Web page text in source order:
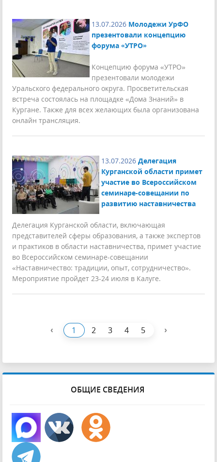
13.07.2026 Молодежи УрФО
презентовали концепцию
форума «УТРО»
Концепцию форума «УТРО»
презентовали молодежи
Уральского федерального округа. Просветительская
встреча состоялась на площадке «Дома Знаний» в
Кургане. Также для всех желающих была организована
онлайн трансляция.
13.07.2026 Делегация
Курганской области примет
участие во Всероссийском
семинаре-совещании по
развитию наставничества
Делегация Курганской области, включающая
представителей сферы образования, а также экспертов
и практиков в области наставничества, примет участие
во Всероссийском семинаре-совещании
«Наставничество: традиции, опыт, сотрудничество».
Мероприятие пройдет 23-24 июля в Калуге.
‹ 1 2 3 4 5 ›
ОБЩИЕ СВЕДЕНИЯ